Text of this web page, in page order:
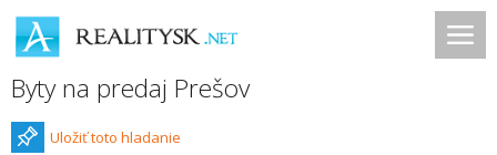
Byty na predaj Prešov
Uložiť toto hladanie